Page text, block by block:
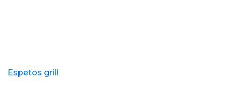
Espetos grill